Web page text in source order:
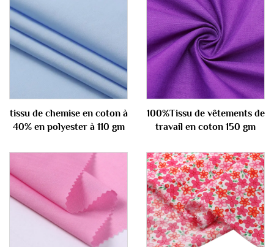
tissu de chemise en coton à
40% en polyester à 110 gm
100%Tissu de vêtements de
travail en coton 150 gm